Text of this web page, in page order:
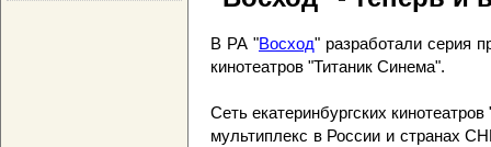
В РА "Восход" разработали серия
кинотеатров "Титаник Синема".
Сеть екатеринбургских
мультиплекс в России и странах